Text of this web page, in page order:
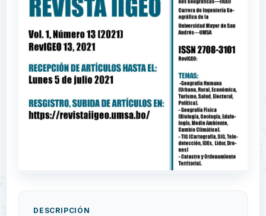
DESCRIPCIÓN